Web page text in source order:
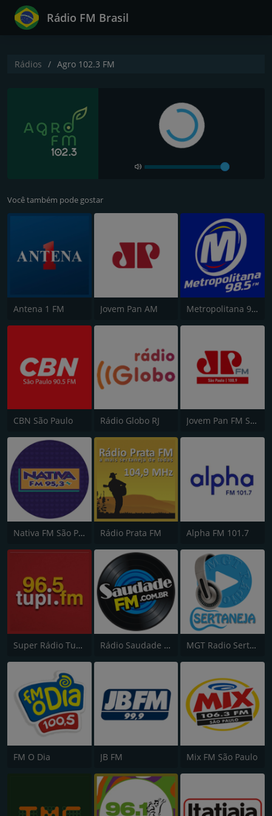
Rádio FM Brasil
Rádios Agro 102.3 FM
Você também pode gostar
Antena 1 FM Jovem Pan AM Metropolitana 98.5 FM
CBN São Paulo Rádio Globo RJ Jovem Pan FM São Paulo
Nativa FM São Paulo Rádio Prata FM Alpha FM 101.7
Super Rádio Tupi FM Rádio Saudade FM 100.7 MGT Radio Sertaneja
FM O Dia JB FM Mix FM São Paulo